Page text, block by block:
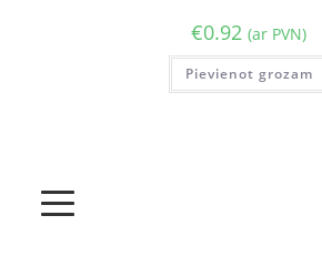
€0.92 (ar PVN)
Pievienot grozam